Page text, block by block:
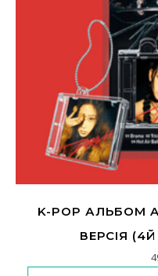
K-POP АЛЬБОМ
ВЕРСІЯ